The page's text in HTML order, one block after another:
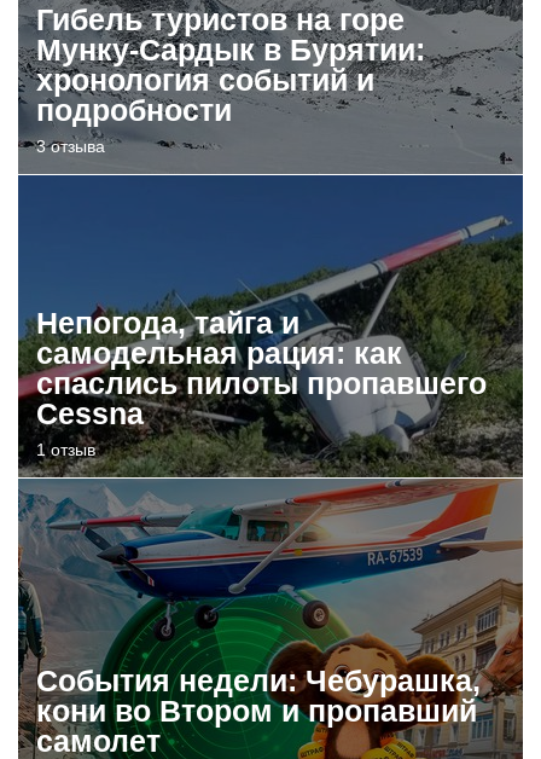
Гибель туристов на горе
Мунку-Сардык в Бурятии:
хронология событий и
подробности
3 отзыва
Непогода, тайга и
самодельная рация: как
спаслись пилоты пропавшего
Cessna
1 отзыв
События недели: Чебурашка,
кони во Втором и пропавший
самолет